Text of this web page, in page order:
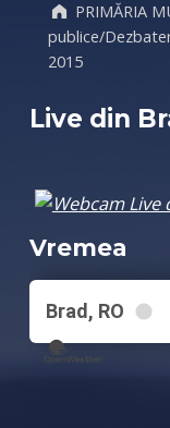
PRIMĂRIA
publice/
2015
Live din
Vremea
Brad, RO